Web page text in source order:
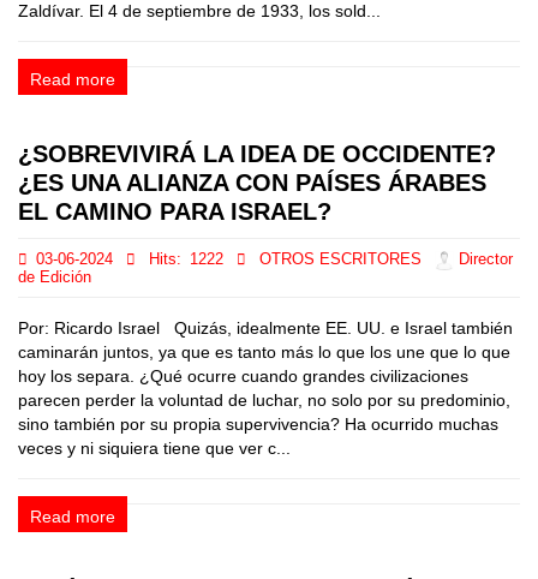
Zaldívar. El 4 de septiembre de 1933, los sold...
Read more
¿SOBREVIVIRÁ LA IDEA DE OCCIDENTE?
¿ES UNA ALIANZA CON PAÍSES ÁRABES
EL CAMINO PARA ISRAEL?
03-06-2024 Hits: 1222 OTROS ESCRITORES
Director
de Edición
Por: Ricardo Israel Quizás, idealmente EE. UU. e Israel también
caminarán juntos, ya que es tanto más lo que los une que lo que
hoy los separa. ¿Qué ocurre cuando grandes civilizaciones
parecen perder la voluntad de luchar, no solo por su predominio,
sino también por su propia supervivencia? Ha ocurrido muchas
veces y ni siquiera tiene que ver c...
Read more